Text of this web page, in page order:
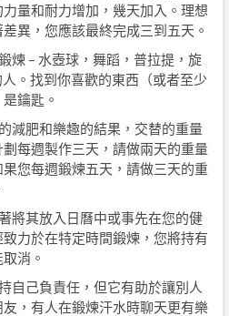
量和耐力增加，幾天加入。理想
異，您應該最終完成三到五天。
煉 – 水壺球，舞蹈，普拉提，旋
。找到你喜歡的東西（或者至少
鑰匙。
減肥和樂趣的結果，交替的重量
每週製作三天，請做兩天的重量
您每週鍛煉五天，請做三天的重
將其放入日曆中或事先在您的健
力於在特定時間鍛煉，您將持有
消。
自己負責任，但它有助於讓別人
，有人在鍛煉汗水時聊天更有樂